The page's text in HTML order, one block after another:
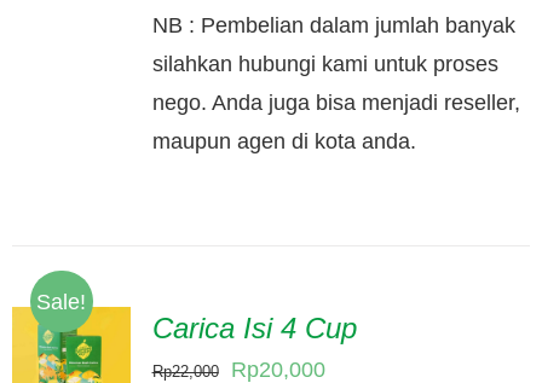
NB : Pembelian dalam jumlah banyak
silahkan hubungi kami untuk proses
nego. Anda juga bisa menjadi reseller,
maupun agen di kota anda.
Sale!
Carica Isi 4 Cup
Rp22,000
Original
Rp20,000Current